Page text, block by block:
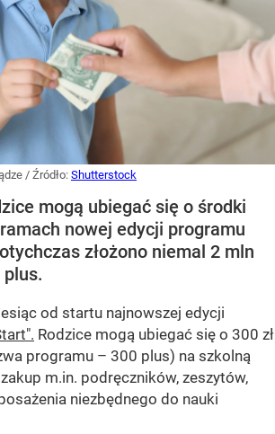
/ Źródło: Shutterstock
mogą ubiegać się o środki
nowej edycji programu
złożono niemal 2 mln
od startu najnowszej edycji
Rodzice mogą ubiegać się o 300 zł
programu – 300 plus) na szkolną
m.in. podręczników, zeszytów,
niezbędnego do nauki